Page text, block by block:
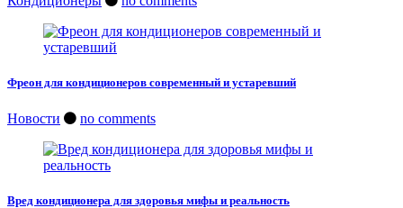
Фреон для кондиционеров современный и устаревший
Новости no comments
Вред кондиционера для здоровья мифы и реальность